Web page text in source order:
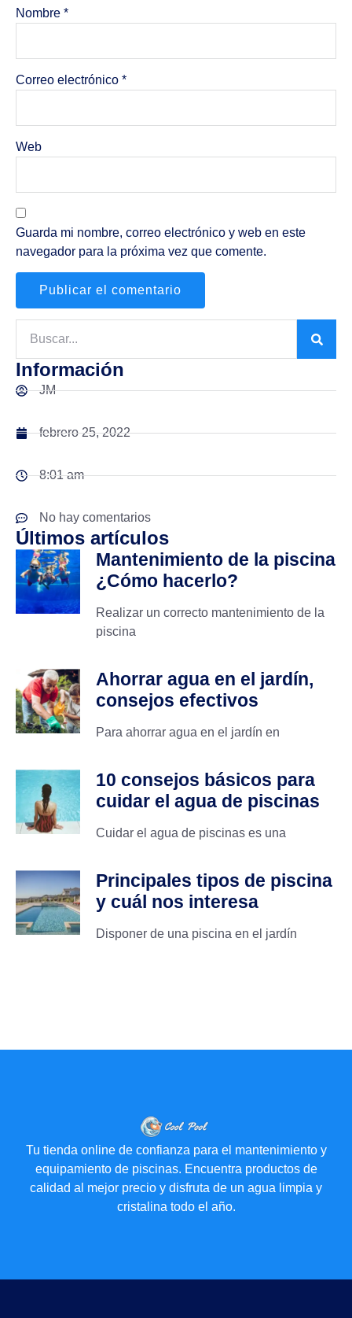
Nombre *
Correo electrónico *
Web
Guarda mi nombre, correo electrónico y web en este
navegador para la próxima vez que comente.
Información
JM
febrero 25, 2022
8:01 am
No hay comentarios
Últimos artículos
Mantenimiento de la piscina
¿Cómo hacerlo?
Realizar un correcto mantenimiento de la
piscina
Ahorrar agua en el jardín,
consejos efectivos
Para ahorrar agua en el jardín en
10 consejos básicos para
cuidar el agua de piscinas
Cuidar el agua de piscinas es una
Principales tipos de piscina
y cuál nos interesa
Disponer de una piscina en el jardín
Tu tienda online de confianza para el mantenimiento y
equipamiento de piscinas. Encuentra productos de
calidad al mejor precio y disfruta de un agua limpia y
cristalina todo el año.